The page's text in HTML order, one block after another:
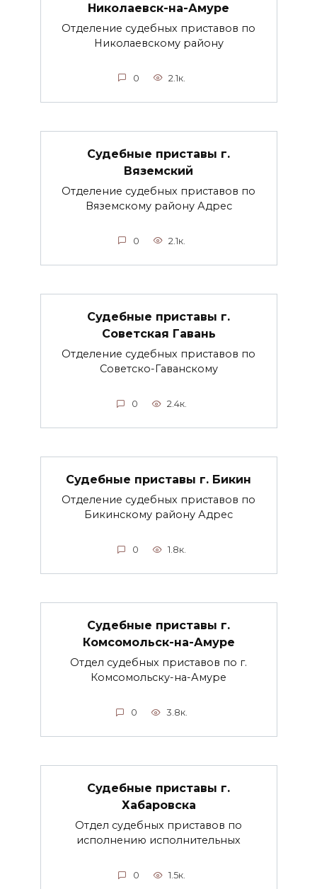
Николаевск-на-Амуре
Отделение судебных приставов по
Николаевскому району
0 2.1к.
Судебные приставы г.
Вяземский
Отделение судебных приставов по
Вяземскому району Адрес
0 2.1к.
Судебные приставы г.
Советская Гавань
Отделение судебных приставов по
Советско-Гаванскому
0 2.4к.
Судебные приставы г. Бикин
Отделение судебных приставов по
Бикинскому району Адрес
0 1.8к.
Судебные приставы г.
Комсомольск-на-Амуре
Отдел судебных приставов по г.
Комсомольску-на-Амуре
0 3.8к.
Судебные приставы г.
Хабаровска
Отдел судебных приставов по
исполнению исполнительных
0 1.5к.